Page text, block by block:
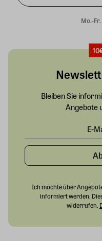
Mo.-
Bleiben Sie
Angebote
Ich möchte über
informiert werden.
widerrufen.